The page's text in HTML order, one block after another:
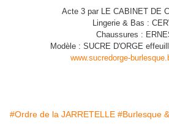
Acte 3 par LE CABINET DE
Lingerie & Bas :
Chaussures :
Modèle : SUCRE D'ORGE
www.sucredorge-
#Ordre de la JARRETELLE #Burlesque